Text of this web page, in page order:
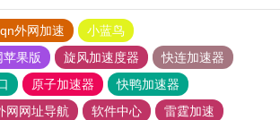
外网加速
小蓝鸟
果版
旋风加速度器
快连加速器
原子加速器
快鸭加速器
网网址导航 软件中心
雷霆加速